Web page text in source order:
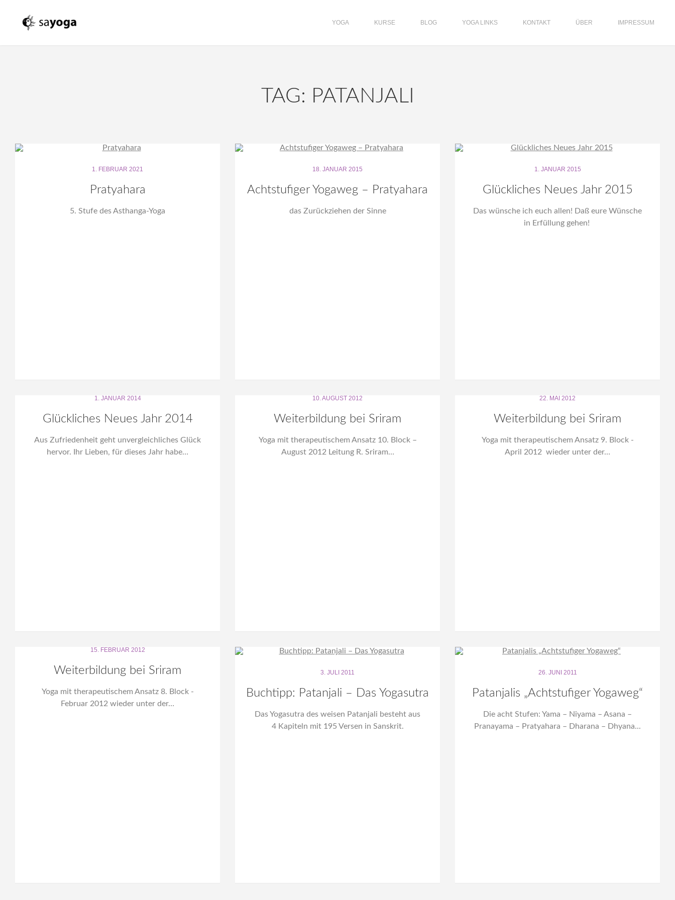
YOGA KURSE BLOG YOGA LINKS KONTAKT ÜBER IMPRESSUM
TAG: PATANJALI
1. FEBRUAR 2021
Pratyahara
5. Stufe des Asthanga-Yoga
18. JANUAR 2015
Achtstufiger Yogaweg – Pratyahara
das Zurückziehen der Sinne
1. JANUAR 2015
Glückliches Neues Jahr 2015
Das wünsche ich euch allen! Daß eure Wünsche
in Erfüllung gehen!
1. JANUAR 2014
Glückliches Neues Jahr 2014
Aus Zufriedenheit geht unvergleichliches Glück
hervor. Ihr Lieben, für dieses Jahr habe…
10. AUGUST 2012
Weiterbildung bei Sriram
Yoga mit therapeutischem Ansatz 10. Block –
August 2012 Leitung R. Sriram…
22. MAI 2012
Weiterbildung bei Sriram
Yoga mit therapeutischem Ansatz 9. Block -
April 2012 wieder unter der…
15. FEBRUAR 2012
Weiterbildung bei Sriram
Yoga mit therapeutischem Ansatz 8. Block -
Februar 2012 wieder unter der…
3. JULI 2011
Buchtipp: Patanjali – Das Yogasutra
Das Yogasutra des weisen Patanjali besteht aus
4 Kapiteln mit 195 Versen in Sanskrit.
26. JUNI 2011
Patanjalis „Achtstufiger Yogaweg“
Die acht Stufen: Yama – Niyama – Asana –
Pranayama – Pratyahara – Dharana – Dhyana...